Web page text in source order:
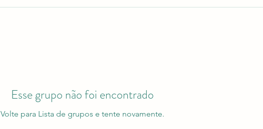
Esse grupo não foi encontrado
Volte para Lista de grupos e tente novamente.